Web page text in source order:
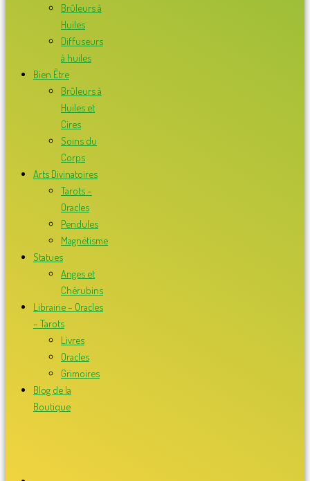
Brûleurs à
Huiles
Diffuseurs
à huiles
Bien Être
Brûleurs à
Huiles et
Cires
Soins du
Corps
Arts Divinatoires
Tarots –
Oracles
Pendules
Magnétisme
Statues
Anges et
Chérubins
Librairie – Oracles
– Tarots
Livres
Oracles
Grimoires
Blog de la
Boutique